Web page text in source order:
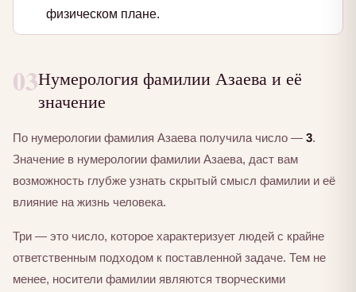
физическом плане.
03Нумерология фамилии Азаева и её
значение
По нумерологии фамилия Азаева получила число — 3.
Значение в нумерологии фамилии Азаева, даст вам
возможность глубже узнать скрытый смысл фамилии и её
влияние на жизнь человека.
Три — это число, которое характеризует людей с крайне
ответственным подходом к поставленной задаче. Тем не
менее, носители фамилии являются творческими